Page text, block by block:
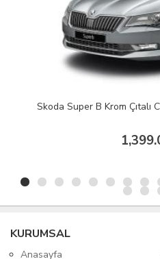
2015-2019
KURUMSAL
Anasayfa